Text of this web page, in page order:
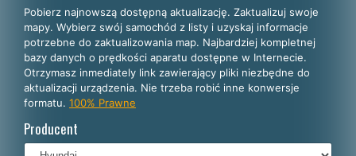
Polski
English
Español
Deutsch
Pobierz najnowszą dostępną aktualizację. Zaktualizuj swoje
mapy. Wybierz swój samochód z listy i uzyskaj informacje
potrzebne do zaktualizowania map. Najbardziej kompletnej
bazy danych o prędkości aparatu dostępne w Internecie.
Otrzymasz inmediately link zawierający pliki niezbędne do
aktualizacji urządzenia. Nie trzeba robić inne konwersje
formatu. 100% Prawne
Producent